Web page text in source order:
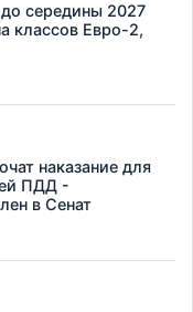
середины 2027
классов Евро-2,
наказание для
ПДД -
в Сенат